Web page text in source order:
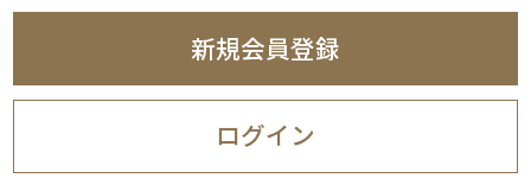
ログイン
新規会員登録